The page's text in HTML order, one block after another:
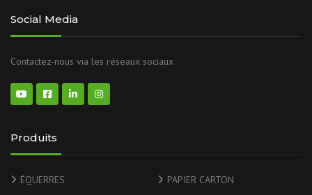
Social Media
Contactez-nous via les réseaux sociaux
Produits
ÉQUERRES PAPIER CARTON